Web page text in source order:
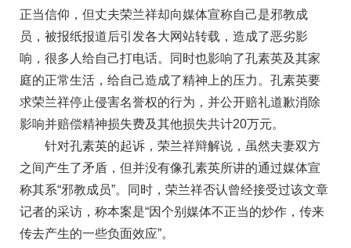
正当信仰，但丈夫荣兰祥却向媒体宣称自己是邪教成
员，被报纸报道后引发各大网站转载，造成了恶劣影
响，很多人给自己打电话。同时也影响了孔素英及其家
庭的正常生活，给自己造成了精神上的压力。孔素英要
求荣兰祥停止侵害名誉权的行为，并公开赔礼道歉消除
影响并赔偿精神损失费及其他损失共计20万元。
针对孔素英的起诉，荣兰祥辩解说，虽然夫妻双方
之间产生了矛盾，但并没有像孔素英所讲的通过媒体宣
称其系“邪教成员”。同时，荣兰祥否认曾经接受过该文章
记者的采访，称本案是“因个别媒体不正当的炒作，传来
传去产生的一些负面效应”。